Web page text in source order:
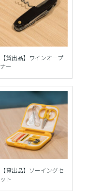
【貸出品】ワインオープ
ナー
【貸出品】ソーイングセ
ット